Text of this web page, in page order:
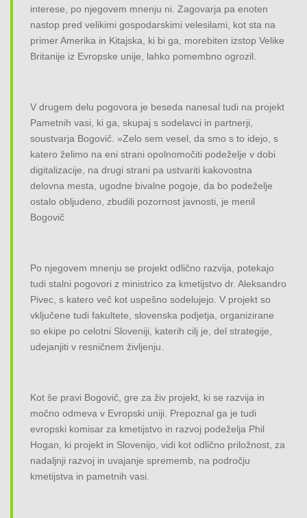
interese, po njegovem mnenju ni. Zagovarja pa enoten
nastop pred velikimi gospodarskimi velesilami, kot sta na
primer Amerika in Kitajska, ki bi ga, morebiten izstop Velike
Britanije iz Evropske unije, lahko pomembno ogrozil.
V drugem delu pogovora je beseda nanesal tudi na projekt
Pametnih vasi, ki ga, skupaj s sodelavci in partnerji,
soustvarja Bogovič. »Zelo sem vesel, da smo s to idejo, s
katero želimo na eni strani opolnomočiti podeželje v dobi
digitalizacije, na drugi strani pa ustvariti kakovostna
delovna mesta, ugodne bivalne pogoje, da bo podeželje
ostalo obljudeno, zbudili pozornost javnosti, je menil
Bogovič
Po njegovem mnenju se projekt odlično razvija, potekajo
tudi stalni pogovori z ministrico za kmetijstvo dr. Aleksandro
Pivec, s katero več kot uspešno sodelujejo. V projekt so
vključene tudi fakultete, slovenska podjetja, organizirane
so ekipe po celotni Sloveniji, katerih cilj je, del strategije,
udejanjiti v resničnem življenju.
Kot še pravi Bogovič, gre za živ projekt, ki se razvija in
močno odmeva v Evropski uniji. Prepoznal ga je tudi
evropski komisar za kmetijstvo in razvoj podeželja Phil
Hogan, ki projekt in Slovenijo, vidi kot odlično priložnost, za
nadaljnji razvoj in uvajanje sprememb, na področju
kmetijstva in pametnih vasi.